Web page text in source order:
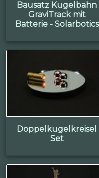
Bausatz Kugelbahn
GraviTrack mit
Batterie - Solarbotics
Doppelkugelkreisel
Set